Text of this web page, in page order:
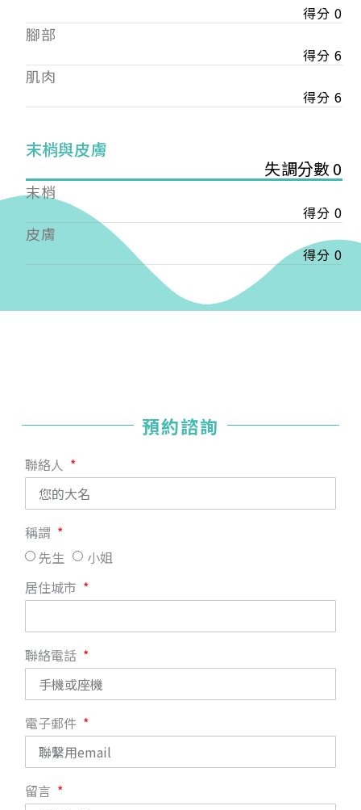
得分 0
腳部
得分 6
肌肉
得分 6
末梢與皮膚
失調分數 0
末梢
得分 0
皮膚
得分 0
預約諮詢
聯絡人
稱謂
先生
小姐
居住城市
聯絡電話
電子郵件
留言
【會費】
入會費新臺幣1200元，於會員入會時繳納；常年會
費1200元，於每年度繳納。
入會費新臺幣3000元，於會員入會時繳納；常年會
費3000元，於每年度繳納。
戶名: 社團法人台灣自律神經健康培訓暨發展協會
帳號: 003-03-501566-2
銀行: (013) 國泰世華 南京東路分行